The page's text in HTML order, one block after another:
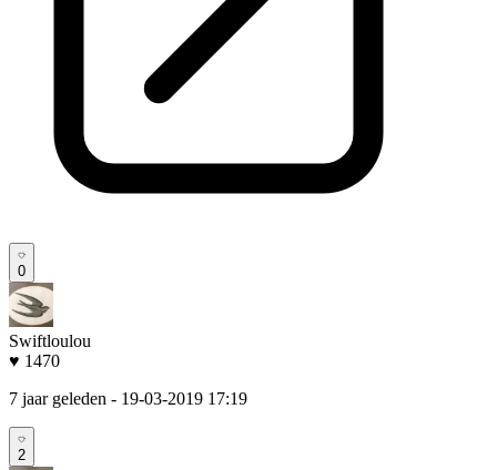
0
Swiftloulou
♥ 1470
7 jaar geleden - 19-03-2019 17:19
2